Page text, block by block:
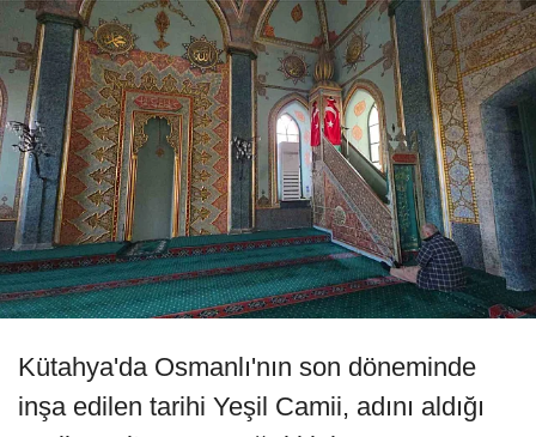
Kütahya'da Osmanlı'nın son döneminde
inşa edilen tarihi Yeşil Camii, adını aldığı